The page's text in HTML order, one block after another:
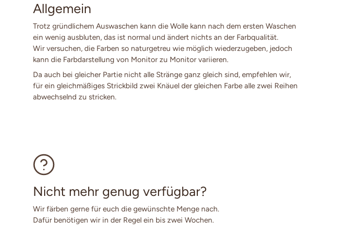
Allgemein
Trotz gründlichem Auswaschen kann die Wolle kann nach dem ersten Waschen
ein wenig ausbluten, das ist normal und ändert nichts an der Farbqualität.
Wir versuchen, die Farben so naturgetreu wie möglich wiederzugeben, jedoch
kann die Farbdarstellung von Monitor zu Monitor variieren.
Da auch bei gleicher Partie nicht alle Stränge ganz gleich sind, empfehlen wir,
für ein gleichmäßiges Strickbild zwei Knäuel der gleichen Farbe alle zwei Reihen
abwechselnd zu stricken.
Nicht mehr genug verfügbar?
Wir färben gerne für euch die gewünschte Menge nach.
Dafür benötigen wir in der Regel ein bis zwei Wochen.